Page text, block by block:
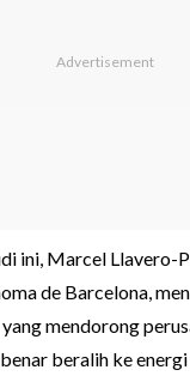
ini, Marcel Llavero-
de Barcelona,
mendorong
beralih ke